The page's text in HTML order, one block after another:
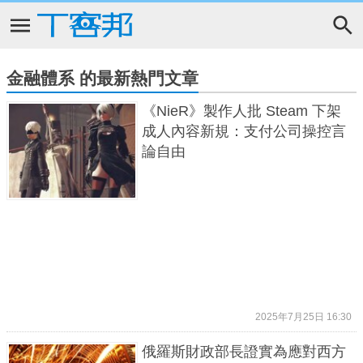
金融體系 的最新熱門文章
《NieR》製作人批 Steam 下架
成人內容新規：支付公司操控言
論自由
2025年7月25日 16:30
俄羅斯財政部長證實為應對西方